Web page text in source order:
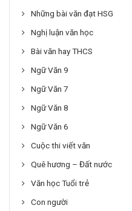
Những bài văn đạt HSG
Nghị luận văn học
Bài văn hay THCS
Ngữ Văn 9
Ngữ Văn 7
Ngữ Văn 8
Ngữ Văn 6
Cuộc thi viết văn
Quê hương – Đất nước
Văn học Tuổi trẻ
Con người